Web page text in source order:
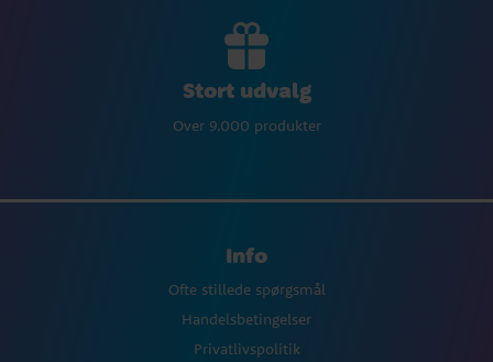
Stort udvalg
Over 9.000 produkter
Info
Ofte stillede spørgsmål
Handelsbetingelser
Privatlivspolitik